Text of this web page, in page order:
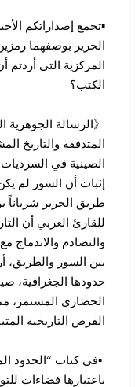
▪︎تجمع إصداراتكم
الحرير بوصفهما
المركزية التي
الكتب؟
《الرسالة الجوهرية
المتدفقة والتاريخ
الصينية في السرديات
إثبات أن السور لم
طريق الحرير شرياناً
للقارئ العربي أن
والتصادم والاندماج
بين السور والطريق،
حدودها الجغرافية،
الحضاري المستمر،
الفرص التاريخية
▪︎في كتاب “الحدود
باعتبارها فضاءات